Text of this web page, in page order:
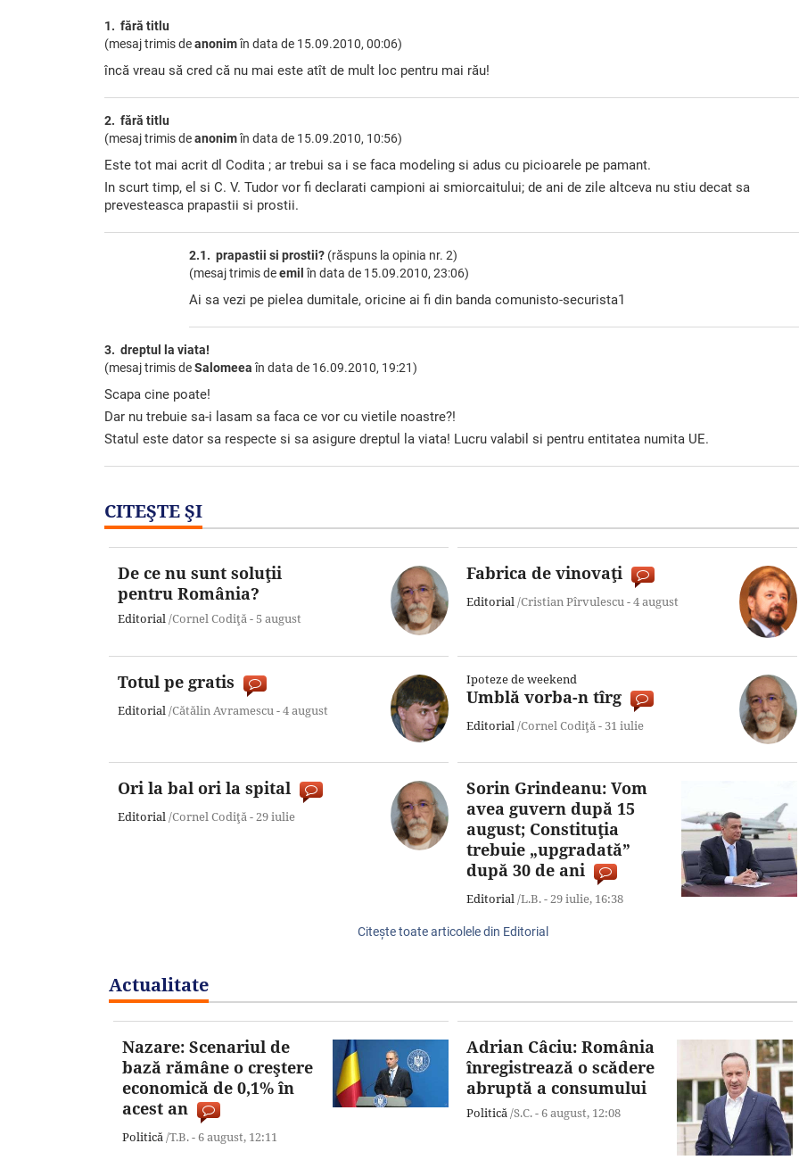
1. fără titlu
(mesaj trimis deanonimîn data de 15.09.2010, 00:06)
încă vreau să cred că nu mai este atît de mult loc pentru mai rău!
2. fără titlu
(mesaj trimis deanonimîn data de 15.09.2010, 10:56)
Este tot mai acrit dl Codita ; ar trebui sa i se faca modeling si adus cu picioarele pe pamant.
In scurt timp, el si C. V. Tudor vor fi declarati campioni ai smiorcaitului; de ani de zile altceva nu stiu decat sa
prevesteasca prapastii si prostii.
2.1. prapastii si prostii? (răspuns la opinia nr. 2)
(mesaj trimis deemil în data de 15.09.2010, 23:06)
Ai sa vezi pe pielea dumitale, oricine ai fi din banda comunisto-securista1
3. dreptul la viata!
(mesaj trimis deSalomeea în data de 16.09.2010, 19:21)
Scapa cine poate!
Dar nu trebuie sa-i lasam sa faca ce vor cu vietile noastre?!
Statul este dator sa respecte si sa asigure dreptul la viata! Lucru valabil si pentru entitatea numita UE.
CITEŞTE ŞI
De ce nu sunt soluţii
pentru România?
Editorial /Cornel Codiţă - 5 august
Fabrica de vinovaţi
Editorial /Cristian Pîrvulescu -4 august
Totul pe gratis
Editorial/Cătălin Avramescu -4 august
Ipoteze de weekend
Umblă vorba-n tîrg
Editorial/Cornel Codiţă - 31 iulie
Ori la bal ori la spital
Editorial/Cornel Codiţă -29 iulie
Sorin Grindeanu: Vom
avea guvern după 15
august; Constituţia
trebuie „upgradată”
după 30 de ani
Editorial/L.B. -29 iulie, 16:38
Citeşte toate articolele din Editorial
Actualitate
Nazare: Scenariul de
bază rămâne o creştere
economică de 0,1% în
acest an
Politică/T.B. -6 august, 12:11
Adrian Câciu: România
înregistrează o scădere
abruptă a consumului
Politică/S.C. -6 august, 12:08